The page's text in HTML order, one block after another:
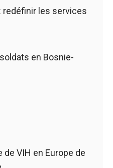
redéfinir les services
en Bosnie-
VIH en Europe de